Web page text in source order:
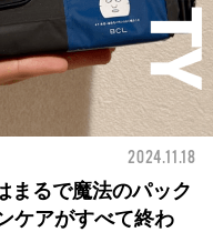
2024.11.18
まるで魔法のパック
ケアがすべて終わ